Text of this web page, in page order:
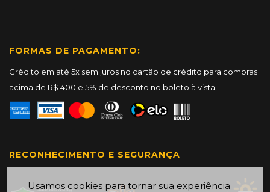
Usamos cookies para tornar sua experiência
FORMAS DE PAGAMENTO:
Crédito em até 5x sem juros no cartão de crédito para compras
acima de R$ 400 e 5% de desconto no boleto à vista.
RECONHECIMENTO E SEGURANÇA